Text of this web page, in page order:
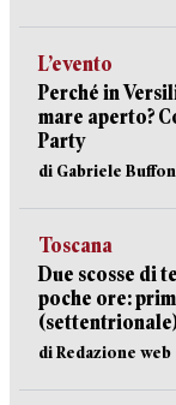
L’evento
Perché in
mare aperto?
Party
di Gabriele
Toscana
Due scosse di
poche ore:
di Redazione web